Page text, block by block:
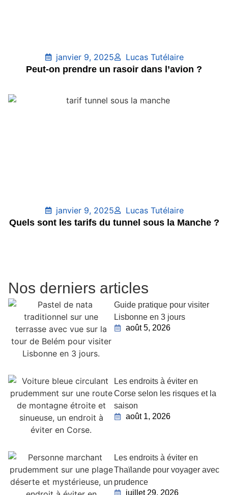
janvier 9, 2025
Lucas Tutélaire
Peut-on prendre un rasoir dans l’avion ?
janvier 9, 2025
Lucas Tutélaire
Quels sont les tarifs du tunnel sous la Manche ?
Nos derniers articles
Guide pratique pour visiter
Lisbonne en 3 jours
août 5, 2026
Les endroits à éviter en
Corse selon les risques et la
saison
août 1, 2026
Les endroits à éviter en
Thaïlande pour voyager avec
prudence
juillet 29, 2026